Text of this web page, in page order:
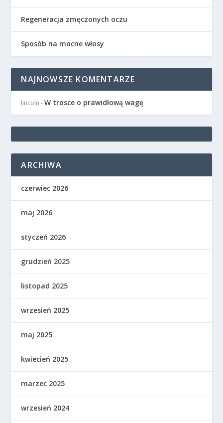
Regeneracja zmęczonych oczu
Sposób na mocne włosy
NAJNOWSZE KOMENTARZE
lincoln -W trosce o prawidłową wagę
ARCHIWA
czerwiec 2026
maj 2026
styczeń 2026
grudzień 2025
listopad 2025
wrzesień 2025
maj 2025
kwiecień 2025
marzec 2025
wrzesień 2024